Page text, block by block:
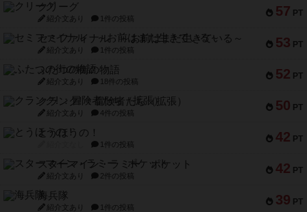
57 PT
クリーグ
紹介文あり 1件の投稿
53 PT
セミファイナル ～お前はまだ生きている～
紹介文あり 1件の投稿
52 PT
ふたつの街の物語
紹介文あり 18件の投稿
50 PT
クランク! ：冒険者たち（拡張）
紹介文あり 4件の投稿
42 PT
とうほうの！
1件の投稿
42 PT
スターマイン・ラミー ポケット
紹介文あり 2件の投稿
39 PT
海兵隊
紹介文あり 1件の投稿